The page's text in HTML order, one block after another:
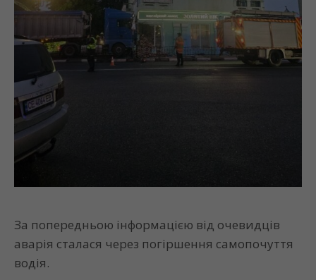
За попередньою інформацією від очевидців
аварія сталася через погіршення самопочуття
водія.